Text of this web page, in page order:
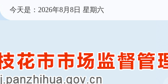
今天是： 2026年8月8日 星期六